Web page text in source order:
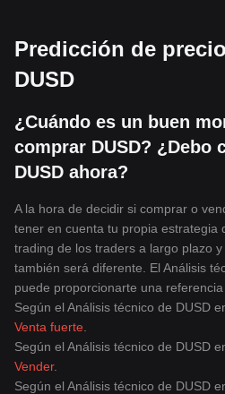
Predicción de
DUSD
¿Cuándo es un buen
comprar DUSD? ¿Debo
DUSD ahora?
A la hora de decidir si comprar o
tener en cuenta tu propia estrategia
trading de los traders a largo plazo
también será diferente. El Análisis
puede proporcionarte una
Según el Análisis técnico de DUSD
Venta fuerte
Según el Análisis técnico de DUSD
Vender.
Según el Análisis técnico de DUSD